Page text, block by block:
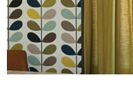
NOS GESTES POUR
NOS PRODUITS PVC
COULISSANTS
NOS PRODUITS